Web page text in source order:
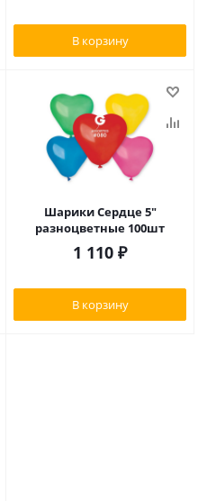
В корзину
Шарики Сердце 5"
разноцветные 100шт
1 110 ₽
В корзину